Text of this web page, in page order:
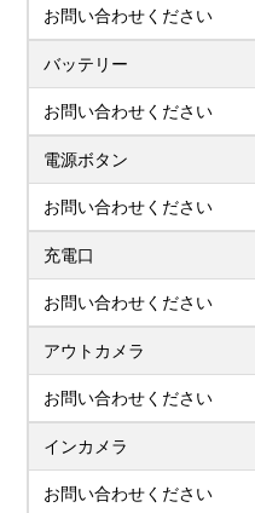
お問い合わせください
バッテリー
お問い合わせください
電源ボタン
お問い合わせください
充電口
お問い合わせください
アウトカメラ
お問い合わせください
インカメラ
お問い合わせください